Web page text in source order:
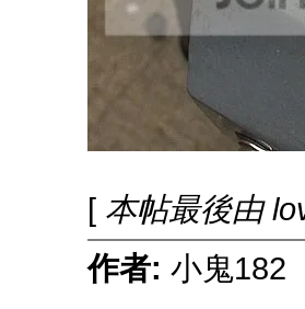
[ 本帖最後由
作者: 小鬼182